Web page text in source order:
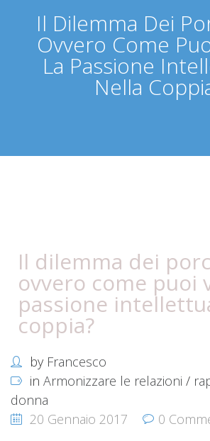
Il Dilemma Dei
Ovvero Come
La Passione
Nella
Il dilemma dei
ovvero come puoi
passione
coppia?
by Francesco
in Armonizzare le relazioni /
donna
20 Gennaio 2017
0